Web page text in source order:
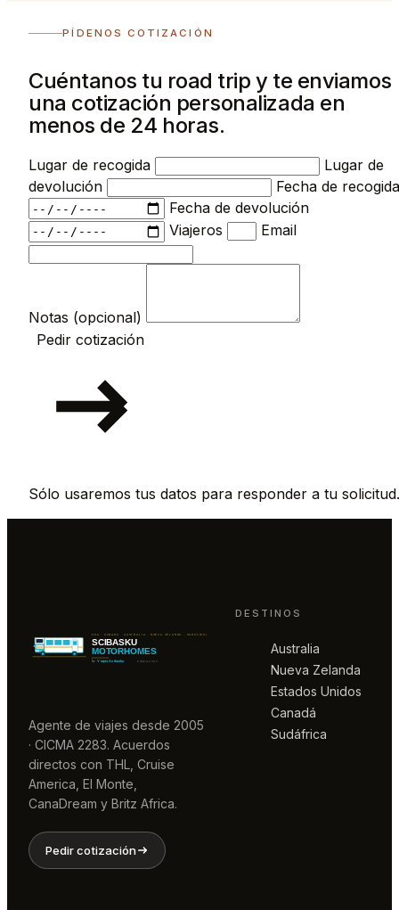
PÍDENOS COTIZACIÓN
Cuéntanos tu road trip y te enviamos
una cotización personalizada en
menos de 24 horas.
Lugar de recogida
Lugar de
devolución
Fecha de recogida
Fecha de devolución
Viajeros
Email
Notas (opcional)
Pedir cotización
Sólo usaremos tus datos para responder a tu solicitud.
Agente de viajes desde 2005
· CICMA 2283. Acuerdos
directos con THL, Cruise
America, El Monte,
CanaDream y Britz Africa.
Pedir cotización
DESTINOS
Australia
Nueva Zelanda
Estados Unidos
Canadá
Sudáfrica